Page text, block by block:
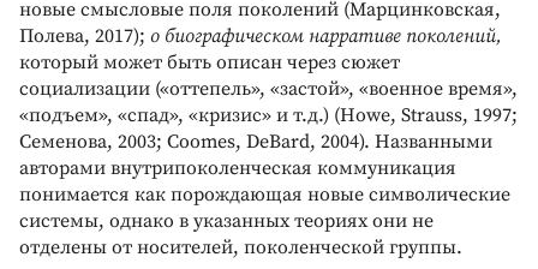
новые смысловые поля поколений (Марцинковская,
Полева, 2017); о биографическом нарративе поколений,
который может быть описан через сюжет
социализации («оттепель», «застой», «военное время»,
«подъем», «спад», «кризис» и т.д.) (Howe, Strauss, 1997;
Семенова, 2003; Coomes, DeBard, 2004). Названными
авторами внутрипоколенческая коммуникация
понимается как порождающая новые символические
системы, однако в указанных теориях они не
отделены от носителей, поколенческой группы.